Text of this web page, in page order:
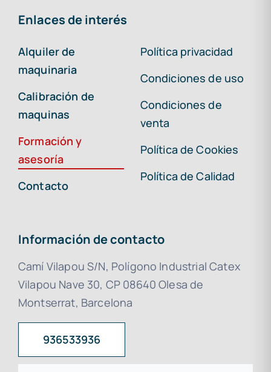
Enlaces de interés
Alquiler de
maquinaria
Calibración de
maquinas
Formación y
asesoría
Contacto
Política privacidad
Condiciones de uso
Condiciones de
venta
Política de Cookies
Política de Calidad
Información de contacto
Camí Vilapou S/N, Polígono Industrial Catex
Vilapou Nave 30, CP 08640 Olesa de
Montserrat, Barcelona
936533936